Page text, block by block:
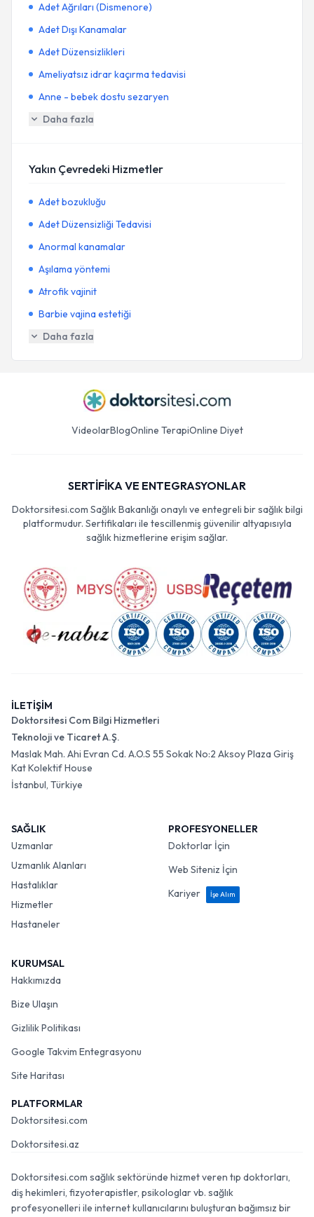
Adet Ağrıları (Dismenore)
Adet Dışı Kanamalar
Adet Düzensizlikleri
Ameliyatsız idrar kaçırma tedavisi
Anne - bebek dostu sezaryen
Daha fazla
Yakın Çevredeki Hizmetler
Adet bozukluğu
Adet Düzensizliği Tedavisi
Anormal kanamalar
Aşılama yöntemi
Atrofik vajinit
Barbie vajina estetiği
Daha fazla
VideolarBlogOnline TerapiOnline Diyet
SERTİFİKA VE ENTEGRASYONLAR
Doktorsitesi.com Sağlık Bakanlığı onaylı ve entegreli bir sağlık bilgi
platformudur. Sertifikaları ile tescillenmiş güvenilir altyapısıyla
sağlık hizmetlerine erişim sağlar.
İLETİŞİM
Doktorsitesi Com Bilgi Hizmetleri
Teknoloji ve Ticaret A.Ş.
Maslak Mah. Ahi Evran Cd. A.O.S 55 Sokak No:2 Aksoy Plaza Giriş
Kat Kolektif House
İstanbul, Türkiye
SAĞLIK
Uzmanlar
Uzmanlık Alanları
Hastalıklar
Hizmetler
Hastaneler
PROFESYONELLER
Doktorlar İçin
Web Siteniz İçin
Kariyer
İşe Alım
KURUMSAL
Hakkımızda
Bize Ulaşın
Gizlilik Politikası
Google Takvim Entegrasyonu
Site Haritası
PLATFORMLAR
Doktorsitesi.com
Doktorsitesi.az
Doktorsitesi.com sağlık sektöründe hizmet veren tıp doktorları,
diş hekimleri, fizyoterapistler, psikologlar vb. sağlık
profesyonelleri ile internet kullanıcılarını buluşturan bağımsız bir